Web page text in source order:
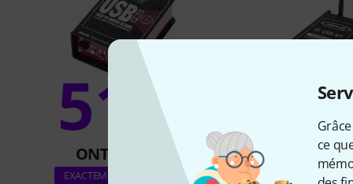
ce
51%
ONT ACHETÉ
EXACTEMENT CE PRODUIT
ONT
Sirus DI